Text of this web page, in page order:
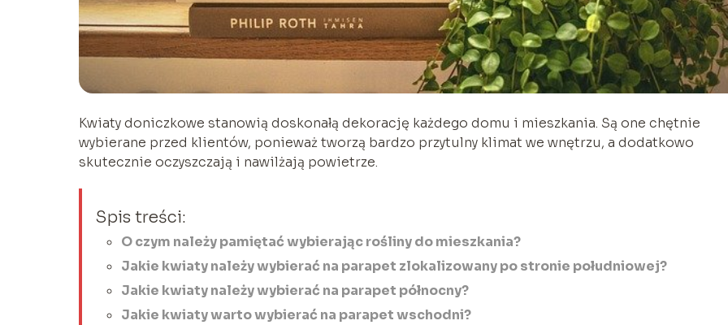
Kwiaty doniczkowe stanowią doskonałą dekorację każdego domu i mieszkania. Są one chętnie
wybierane przed klientów, ponieważ tworzą bardzo przytulny klimat we wnętrzu, a dodatkowo
skutecznie oczyszczają i nawilżają powietrze.
Spis treści:
O czym należy pamiętać wybierając rośliny do mieszkania?
Jakie kwiaty należy wybierać na parapet zlokalizowany po stronie południowej?
Jakie kwiaty należy wybierać na parapet północny?
Jakie kwiaty warto wybierać na parapet wschodni?